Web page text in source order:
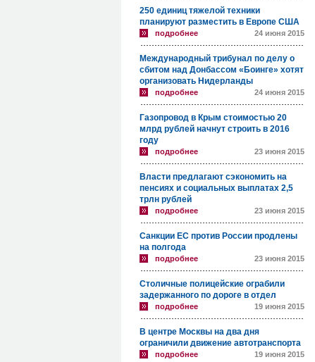
250 единиц тяжелой техники
планируют разместить в Европе США
подробнее 24 июня 2015
Международный трибунал по делу о
сбитом над Донбассом «Боинге» хотят
организовать Нидерланды
подробнее 24 июня 2015
Газопровод в Крым стоимостью 20
млрд рублей начнут строить в 2016
году
подробнее 23 июня 2015
Власти предлагают сэкономить на
пенсиях и социальных выплатах 2,5
трлн рублей
подробнее 23 июня 2015
Санкции ЕС против России продлены
на полгода
подробнее 23 июня 2015
Столичные полицейские ограбили
задержанного по дороге в отдел
подробнее 19 июня 2015
В центре Москвы на два дня
ограничили движение автотранспорта
подробнее 19 июня 2015